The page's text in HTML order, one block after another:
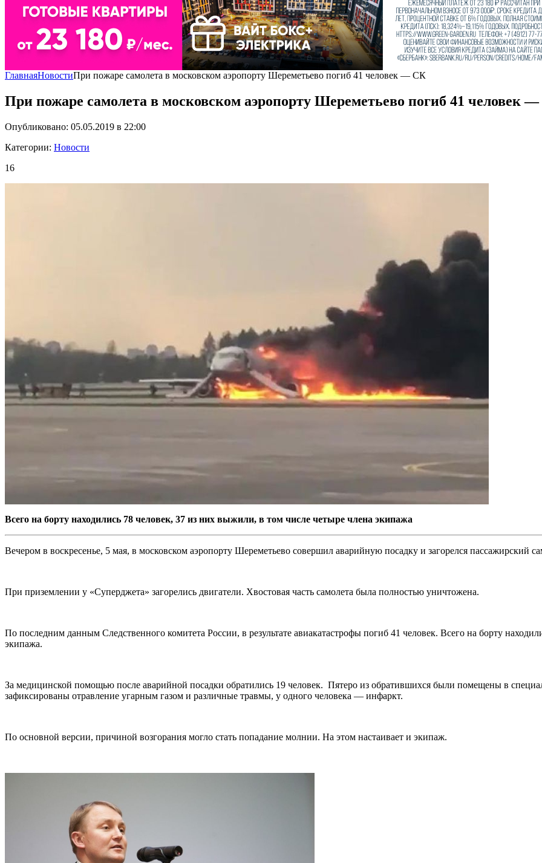
ГлавнаяНовостиПри пожаре самолета в московском аэропорту Шереметьево погиб 41 человек — СК
При пожаре самолета в московском аэропорту Шереметьево погиб 41 человек
Опубликовано: 05.05.2019 в 22:00
Категории: Новости
16
Всего на борту находились 78 человек, 37 из них выжили, в том числе четыре члена экипажа
Вечером в воскресенье, 5 мая, в московском аэропорту Шереметьево совершил аварийную посадку и загорелся пассажирский
При приземлении у «Суперджета» загорелись двигатели. Хвостовая часть самолета была полностью уничтожена.
По последним данным Следственного комитета России, в результате авиакатастрофы погиб 41 человек. Всего на борту
экипажа.
За медицинской помощью после аварийной посадки обратились 19 человек. Пятеро из обратившихся были помещены в
зафиксированы отравление угарным газом и различные травмы, у одного человека — инфаркт.
По основной версии, причиной возгорания могло стать попадание молнии. На этом настаивает и экипаж.